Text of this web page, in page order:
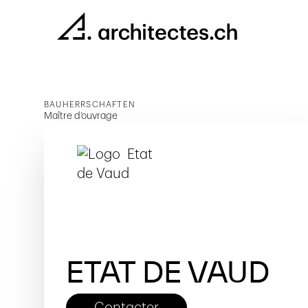
BAUHERRSCHAFTEN
Maître d’ouvrage
ETAT DE VAUD